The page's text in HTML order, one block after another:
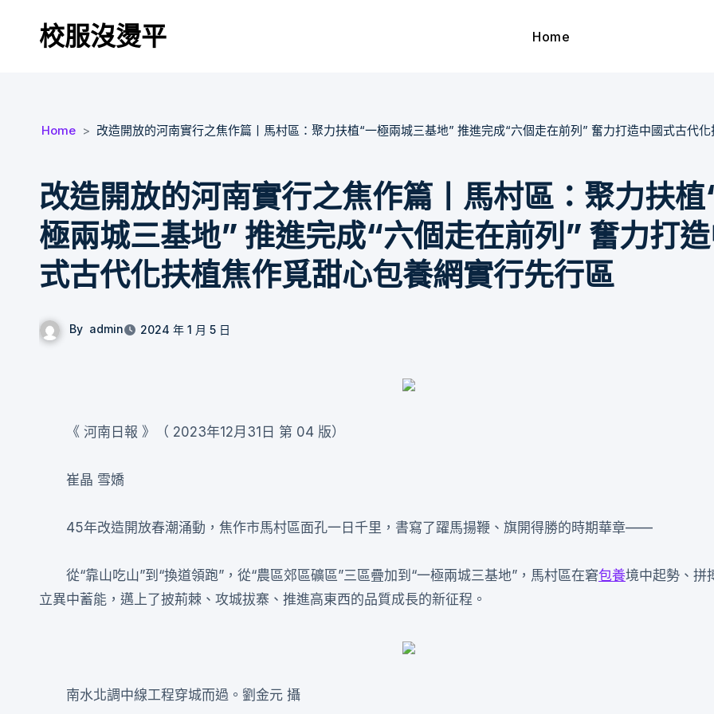
校服沒燙平 Home
Home 改造開放的河南實行之焦作篇丨馬村區：聚力扶植“一極兩城三基地” 推進完成“六個走在前列” 奮力打造中國式古代
改造開放的河南實行之焦作篇丨馬村區：聚力扶植
極兩城三基地” 推進完成“六個走在前列” 奮力打造
式古代化扶植焦作覓甜心包養網實行先行區
By admin 2024 年 1 月 5 日
《 河南日報 》（ 2023年12月31日 第 04 版）
崔晶 雪嬌
45年改造開放春潮涌動，焦作市馬村區面孔一日千里，書寫了躍馬揚鞭、旗開得勝的時期華章——
從“靠山吃山”到“換道領跑”，從“農區郊區礦區”三區疊加到“一極兩城三基地”，馬村區在窘包養境中起勢、拼
立異中蓄能，邁上了披荊棘、攻城拔寨、推進高東西的品質成長的新征程。
南水北調中線工程穿城而過。劉金元 攝